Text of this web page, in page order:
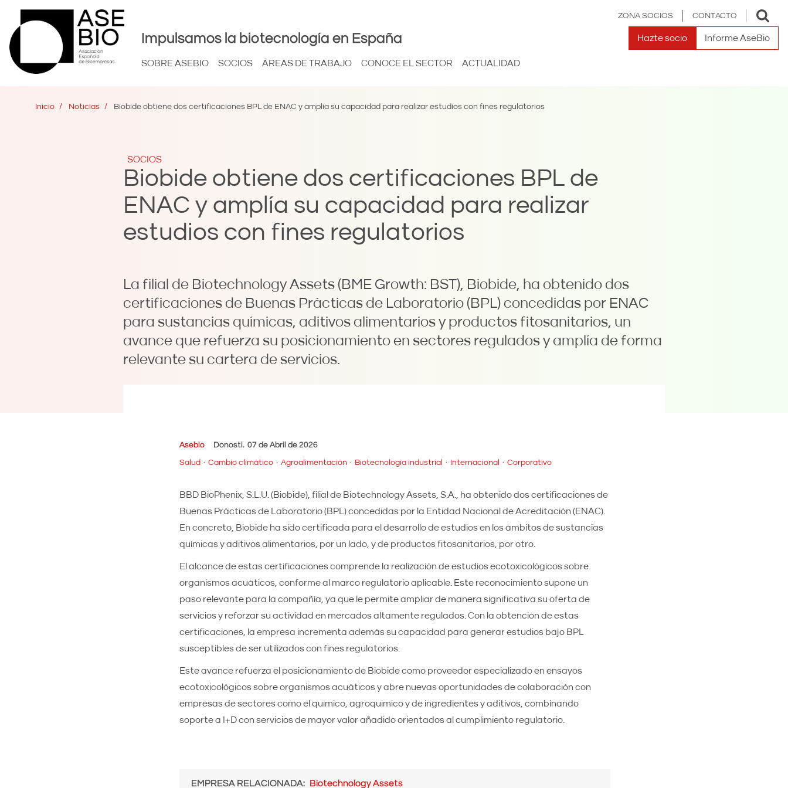
ZONA SOCIOS CONTACTO
Toggle
search
Impulsamos la biotecnología en España Hazte socio Informe AseBio
SOBRE ASEBIO SOCIOS ÁREAS DE TRABAJO CONOCE EL SECTOR ACTUALIDAD
Inicio Noticias Biobide obtiene dos certificaciones BPL de ENAC y amplía su capacidad para realizar estudios con fines regulatorios
SOCIOS
Biobide obtiene dos certificaciones BPL de
ENAC y amplía su capacidad para realizar
estudios con fines regulatorios
La filial de Biotechnology Assets (BME Growth: BST), Biobide, ha obtenido dos
certificaciones de Buenas Prácticas de Laboratorio (BPL) concedidas por ENAC
para sustancias químicas, aditivos alimentarios y productos fitosanitarios, un
avance que refuerza su posicionamiento en sectores regulados y amplía de forma
relevante su cartera de servicios.
Asebio Donosti 07 de Abril de 2026
Salud Cambio climático Agroalimentación Biotecnología industrial Internacional Corporativo
BBD BioPhenix, S.L.U. (Biobide), filial de Biotechnology Assets, S.A., ha obtenido dos certificaciones de
Buenas Prácticas de Laboratorio (BPL) concedidas por la Entidad Nacional de Acreditación (ENAC).
En concreto, Biobide ha sido certificada para el desarrollo de estudios en los ámbitos de sustancias
químicas y aditivos alimentarios, por un lado, y de productos fitosanitarios, por otro.
El alcance de estas certificaciones comprende la realización de estudios ecotoxicológicos sobre
organismos acuáticos, conforme al marco regulatorio aplicable. Este reconocimiento supone un
paso relevante para la compañía, ya que le permite ampliar de manera significativa su oferta de
servicios y reforzar su actividad en mercados altamente regulados. Con la obtención de estas
certificaciones, la empresa incrementa además su capacidad para generar estudios bajo BPL
susceptibles de ser utilizados con fines regulatorios.
Este avance refuerza el posicionamiento de Biobide como proveedor especializado en ensayos
ecotoxicológicos sobre organismos acuáticos y abre nuevas oportunidades de colaboración con
empresas de sectores como el químico, agroquímico y de ingredientes y aditivos, combinando
soporte a I+D con servicios de mayor valor añadido orientados al cumplimiento regulatorio.
EMPRESA RELACIONADA Biotechnology Assets